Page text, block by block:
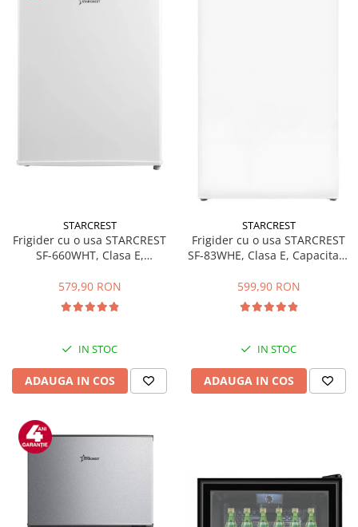
STARCREST
Frigider cu o usa STARCREST
SF-660WHT, Clasa E,
579,90 RON
IN STOC
ADAUGA IN COS
STARCREST
Frigider cu o usa STARCREST
SF-83WHE, Clasa E, Capacitate
Compartiment gheata, H 85
cm, Alb
599,90 RON
IN STOC
ADAUGA IN COS